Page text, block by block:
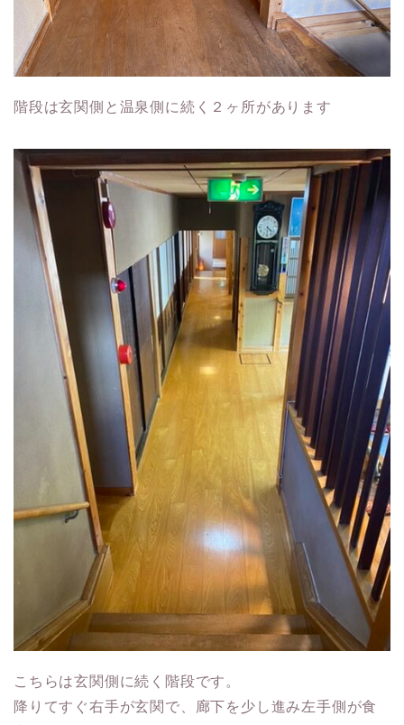
階段は玄関側と温泉側に続く２ヶ所があります
こちらは玄関側に続く階段です。
降りてすぐ右手が玄関で、廊下を少し進み左手側が食